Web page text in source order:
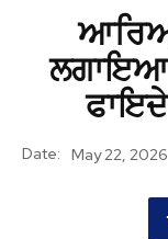
ਆਰਿਆ
ਲਗਾਇਆ
Date: May 22, 2026